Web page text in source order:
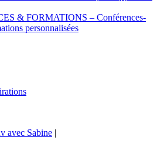
& FORMATIONS – Conférences-
personnalisées
avec Sabine |